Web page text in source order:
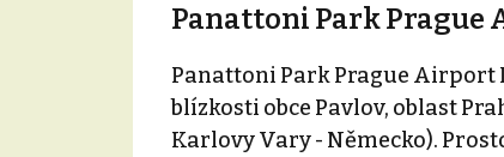
Panattoni Park Prague
Panattoni Park Prague
blízkosti obce Pavlov, oblast
Karlovy Vary - Německo).